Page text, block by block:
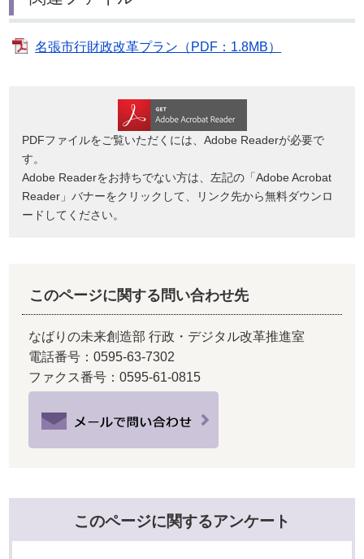
名張市行財政改革プラン（PDF：1.8MB）
PDFファイルをご覧いただくには、Adobe Readerが必要で
す。
Adobe Readerをお持ちでない方は、左記の「Adobe Acrobat
Reader」バナーをクリックして、リンク先から無料ダウンロ
ードしてください。
このページに関する問い合わせ先
なばりの未来創造部 行政・デジタル改革推進室
電話番号：0595-63-7302
ファクス番号：0595-61-0815
このページに関するアンケート